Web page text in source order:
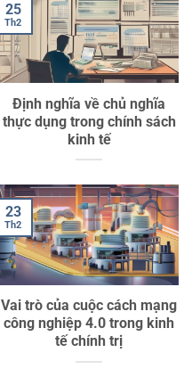
Định nghĩa về chủ nghĩa
thực dụng trong chính sách
kinh tế
25
Th2
Vai trò của cuộc cách mạng
công nghiệp 4.0 trong kinh
tế chính trị
23
Th2